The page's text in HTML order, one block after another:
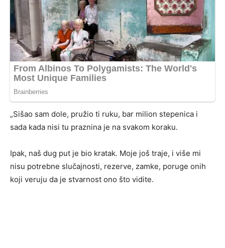
„Sišao sam dole, pružio ti ruku, bar milion stepenica i
sada kada nisi tu praznina je na svakom koraku.
Ipak, naš dug put je bio kratak. Moje još traje, i više mi
nisu potrebne slučajnosti, rezerve, zamke, poruge onih
koji veruju da je stvarnost ono što vidite.